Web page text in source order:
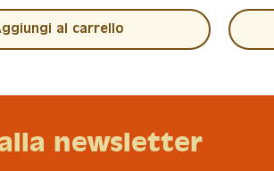
al carrello
newsletter